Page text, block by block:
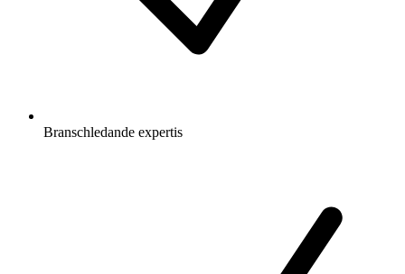
Branschledande expertis